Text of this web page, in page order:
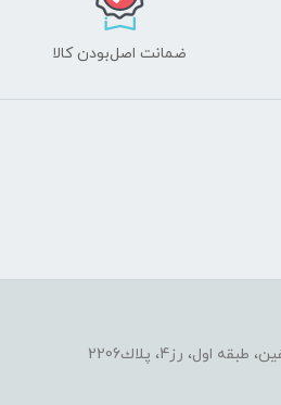
ضمانت اصل‌بودن کالا
اول، رز4، پلاك2206